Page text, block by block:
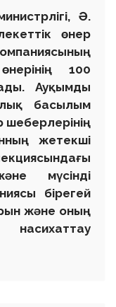
Ә.
өнер
100
Ауқымды
басылым
шеберлерінің
жетекші
мүсінді
бірегей
және оның